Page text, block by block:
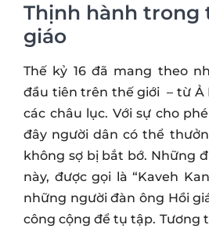
Thịnh hành trong
giáo
Thế kỷ 16 đã mang theo
đầu tiên trên thế giới – từ Ả
các châu lục. Với sự cho
đây người dân có thể
không sợ bị bắt bớ. Những
này, được gọi là “Kaveh
những người đàn ông Hồi
công cộng để tụ tập. Tương